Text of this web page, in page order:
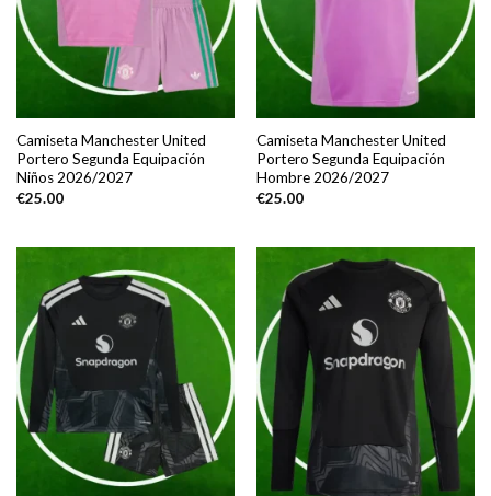
Camiseta Manchester United
Portero Segunda Equipación
Niños 2026/2027
€25.00
Camiseta Manchester United
Portero Segunda Equipación
Hombre 2026/2027
€25.00